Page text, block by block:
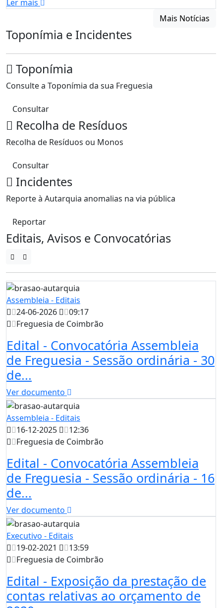
Ler mais
Mais Notícias
Toponímia e Incidentes
Toponímia
Consulte a Toponímia da sua Freguesia
Consultar
Recolha de Resíduos
Recolha de Resíduos ou Monos
Consultar
Incidentes
Reporte à Autarquia anomalias na via pública
Reportar
Editais, Avisos e Convocatórias
Assembleia - Editais
24-06-2026
09:17
Freguesia de Coimbrão
Edital - Convocatória Assembleia
de Freguesia - Sessão ordinária - 30
de...
Ver documento
Assembleia - Editais
16-12-2025
12:36
Freguesia de Coimbrão
Edital - Convocatória Assembleia
de Freguesia - Sessão ordinária - 16
de...
Ver documento
Executivo - Editais
19-02-2021
13:59
Freguesia de Coimbrão
Edital - Exposição da prestação de
contas relativas ao orçamento de